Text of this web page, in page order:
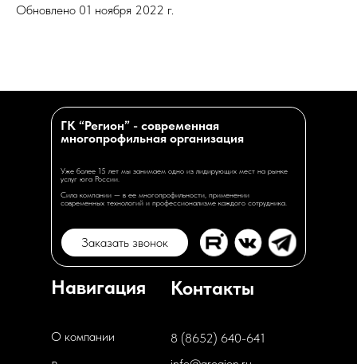
Обновлено 01 ноября 2022 г.
Уже более 15 лет мы занимаем одно из лидирующих мест на рынке
услуг юга России.
Сила компании — в ее многопрофильности, применении
современных технологий и профессионализме каждого сотрудника.
8 (8652) 640-641
О компании
Контакты
Навигация
ГК “Регион” - современная
многопрофильная организация
Заказать звонок